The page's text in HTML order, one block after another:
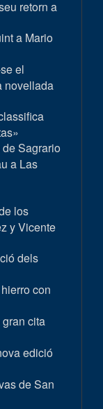
retorn a
a Mario
el
novellada
Sagrario
a Las
los
y Vicente
dels
con
cita
edició
de San